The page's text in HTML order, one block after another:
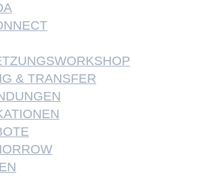
& TRANSFER